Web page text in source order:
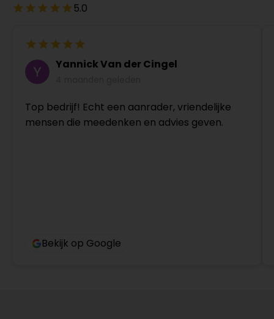
5.0
Yannick Van der Cingel
Top bedrijf! Echt een aanrader, vriendelijke
mensen die meedenken en advies geven.
Bekijk op Google